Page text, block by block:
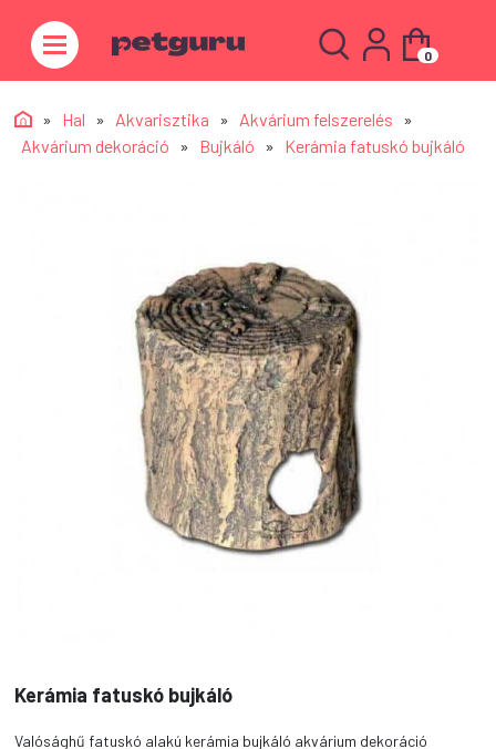
0
» Hal » Akvarisztika » Akvárium felszerelés »
Akvárium dekoráció » Bujkáló » Kerámia fatuskó bujkáló
Kerámia fatuskó bujkáló
Valósághű fatuskó alakú kerámia bujkáló akvárium dekoráció